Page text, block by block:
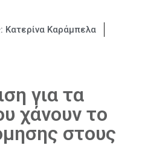
Κατερίνα Καράμπελα
για τα
χάνουν το
στους